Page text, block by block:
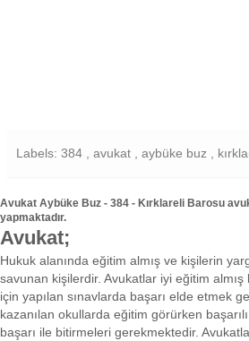
Labels: 384 , avukat , aybüke buz ,
Avukat Aybüke Buz - 384 - Kırklareli Barosu
yapmaktadır.
Avukat;
Hukuk alanında eğitim almış ve kişilerin
savunan kişilerdir. Avukatlar iyi eğitim
için yapılan sınavlarda başarı elde etmek
kazanılan okullarda eğitim görürken
başarı ile bitirmeleri gerekmektedir.